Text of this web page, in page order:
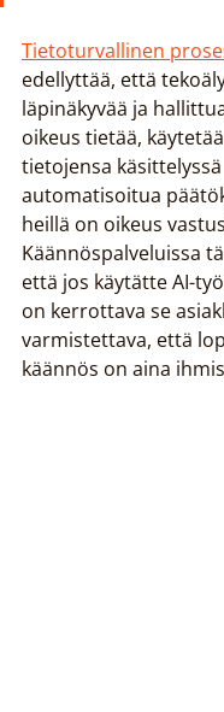
Tietoturvallinen
edellyttää, että
läpinäkyvää ja
oikeus tietää,
tietojensa käsittelyssä
automatisoitua
heillä on oikeus
Käännöspalveluissa
että jos käytätte AI-
on kerrottava se
varmistettava, että
käännös on aina